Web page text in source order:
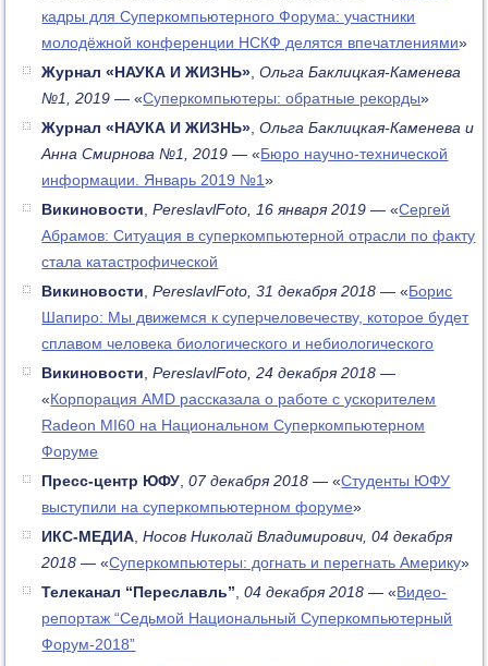
кадры для Суперкомпьютерного Форума: участники
молодёжной конференции НСКФ делятся впечатлениями»
Журнал «НАУКА И ЖИЗНЬ» ,Ольга Баклицкая-Каменева
№1, 2019 — «Суперкомпьютеры: обратные рекорды»
Журнал «НАУКА И ЖИЗНЬ» ,Ольга Баклицкая-Каменева и
Анна Смирнова №1, 2019 — «Бюро научно-технической
информации. Январь 2019 №1»
Викиновости ,PereslavlFoto, 16 января 2019 — «Сергей
Абрамов: Ситуация в суперкомпьютерной отрасли по факту
стала катастрофической
Викиновости ,PereslavlFoto, 31 декабря 2018 — «Борис
Шапиро: Мы движемся к суперчеловечеству, которое будет
сплавом человека биологического и небиологического
Викиновости ,PereslavlFoto, 24 декабря 2018 —
«Корпорация AMD рассказала о работе с ускорителем
Radeon MI60 на Национальном Суперкомпьютерном
Форуме
Пресс-центр ЮФУ ,07 декабря 2018 — «Студенты ЮФУ
выступили на суперкомпьютерном форуме»
ИКС-МЕДИА ,Носов Николай Владимирович, 04 декабря
2018 — «Суперкомпьютеры: догнать и перегнать Америку»
Телеканал “Переславль” ,04 декабря 2018 — «Видео-
репортаж “Седьмой Национальный Суперкомпьютерный
Форум-2018”